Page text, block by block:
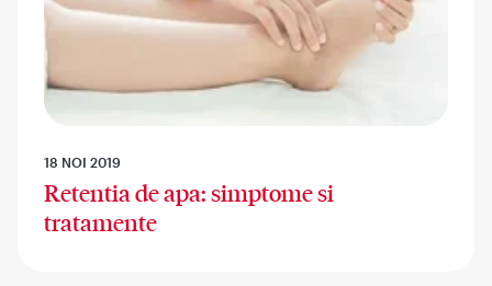
18 NOI 2019
Retentia de apa: simptome si
tratamente